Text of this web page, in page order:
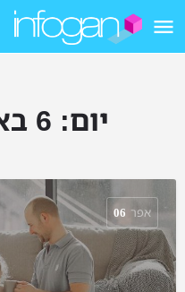
יום: 6 באפריל 2022
אפר 06